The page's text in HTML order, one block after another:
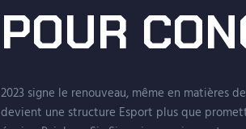
POUR
2023 signe le renouveau, même en matières
devient une structure Esport plus que